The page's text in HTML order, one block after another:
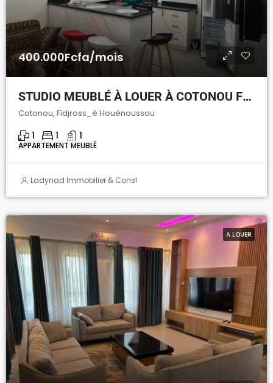
400.000Fcfa/mois
STUDIO MEUBLÉ À LOUER À COTONOU FIDJROSSÈ HOUENOUSSOU
Cotonou, Fidjross_è Houénoussou
1 1 1
APPARTEMENT MEUBLÉ
Ladynad Immobilier & Construction
A LOUER